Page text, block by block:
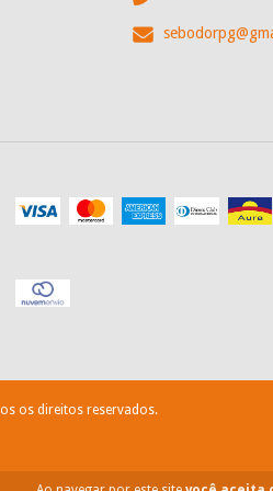
os direitos reservados.